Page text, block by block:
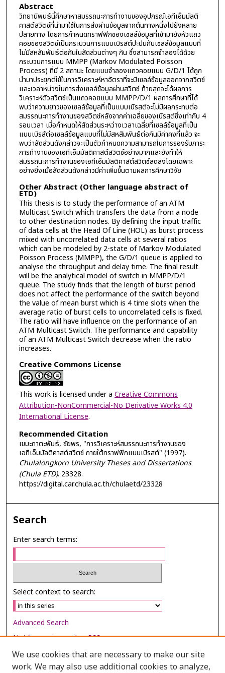
Abstract
วิทยานิพนธ์นี้ศึกษาหาสมรรถนะการทำงานของอุปกรณ์เอทีเอ็มมัลติ
คาสต์สวิตช์ที่นำมาใช้ในการส่งผ่านข้อมูลจากต้นทางหนึ่งไปยังหลาย
ปลายทาง โดยการกำหนดทราฟฟิกของเซลล์ข้อมูลที่เข้ามายังหัวแถว
คอยของสวิตช์เป็นกระบวนการแบบเบิรสต์ปะปนกับเซลล์ข้อมูลแบบที่
ไม่มีสหสัมพันธ์ต่อกันในสัดส่วนต่างๆ กัน ซึ่งสามารถจำลองได้ด้วย
กระบวนการแบบ MMPP (Markov Modulated Poisson
Process) ที่มี 2 สถานะ โดยแบบจำลองแถวคอยแบบ G/D/1 ได้ถูก
นำมาประยุกต์ใช้ในการวิเคราะห์หาอัตราที่จะมีเซลล์ข้อมูลออกจากสวิตช์
และเวลาหน่วงในการส่งเซลล์ข้อมูลผ่านสวิตช์ ท้ายสุดจะได้ผลการ
วิเคราะห์ตัวสวิตช์เป็นแถวคอยแบบ MMPP/D/1 ผลการศึกษาที่ได้
พบว่าความยาวของเซลล์ข้อมูลที่เป็นแบบเบิรสต์จะไม่มีผลกระทบต่อ
สมรรถนะการทำงานของสวิตช์หลังจากค่าเฉลี่ยของเบิรสต์ซึ่งเท่ากับ 4
รอบเวลา เมื่อกำหนดให้สัดส่วนระหว่างเวลาเฉลี่ยที่เซลล์ข้อมูลที่เป็น
แบบเบิรส์ต่อเซลล์ข้อมูลแบบที่ไม่มีสหสัมพันธ์ต่อกันมีค่าคงที่แล้ว จะ
พบว่าสัดส่วนดังกล่าวจะเป็นตัวกำหนดความสามารถในการรองรับภาระ
การทำงานของเอทีเอ็มมัลติคาสต์สวิตช์อย่างมากและยังทำให้
สมรรถนะการทำงานของเอทีเอ็มมัลติคาสต์สวิตช์ลดลงโดยเฉพาะ
อย่างยิ่งเมื่อสัดส่วนดังกล่าวมีค่าเพิ่มขึ้นตามผลการศึกษาวิจัย
Other Abstract (Other language abstract of
ETD)
This thesis is to study the performance of an ATM
Multicast Switch which transfers the data from a node
to other destination nodes. By defining the input traffic
of data cells at the Head Of Line (HOL) as burst process
mixed with uncorrelated data cells at several ratios
which can be modeled by 2-state of Markov Modulated
Poisson Process (MMPP), the G/D/1 queue is applied to
analyse the throughput and delay time. The final result
will be the analytical model of switch in MMPP/D/1
queue. The study finds that the length of burst period
does not affect the performance of the switch beyond
the value of mean burst which is 4 time slots when the
average ratio of burst cells to uncorrelated cells is fixed.
The ratio will have influence on the performance of an
ATM Multicast Switch. The performance and capability
of an ATM Multicast Switch decrease when the ratio
increases.
Creative Commons License
This work is licensed under a Creative Commons
Attribution-NonCommercial-No Derivative Works 4.0
International License.
Recommended Citation
เขมะภาตะพันธ์, ชัยพร, "การวิเคราะห์สมรรถนะการทำงานของ
เอทีเอ็มมัลติคาสต์สวิตช์ ภายใต้ทราฟฟิกแบบเบิรสต์" (1997).
Chulalongkorn University Theses and Dissertations
(Chula ETD). 23328.
https://digital.car.chula.ac.th/chulaetd/23328
Search
Enter search terms:
Select context to search:
Advanced Search
Notify me via email orRSS
Browse
We use cookies that are necessary to make our site
work. We may also use additional cookies to analyze,